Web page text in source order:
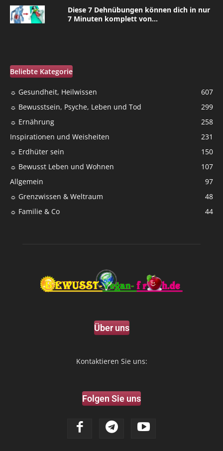
Diese 7 Dehnübungen können dich in nur
7 Minuten komplett von...
Beliebte Kategorie
☼ Gesundheit, Heilwissen
607
☼ Bewusstsein, Psyche, Leben und Tod
299
☼ Ernährung
258
Inspirationen und Weisheiten
231
☼ Erdhüter sein
150
☼ Bewusst Leben und Wohnen
107
Allgemein
97
☼ Grenzwissen & Weltraum
48
☼ Familie & Co
44
Über uns
Kontaktieren Sie uns:
Folgen Sie uns